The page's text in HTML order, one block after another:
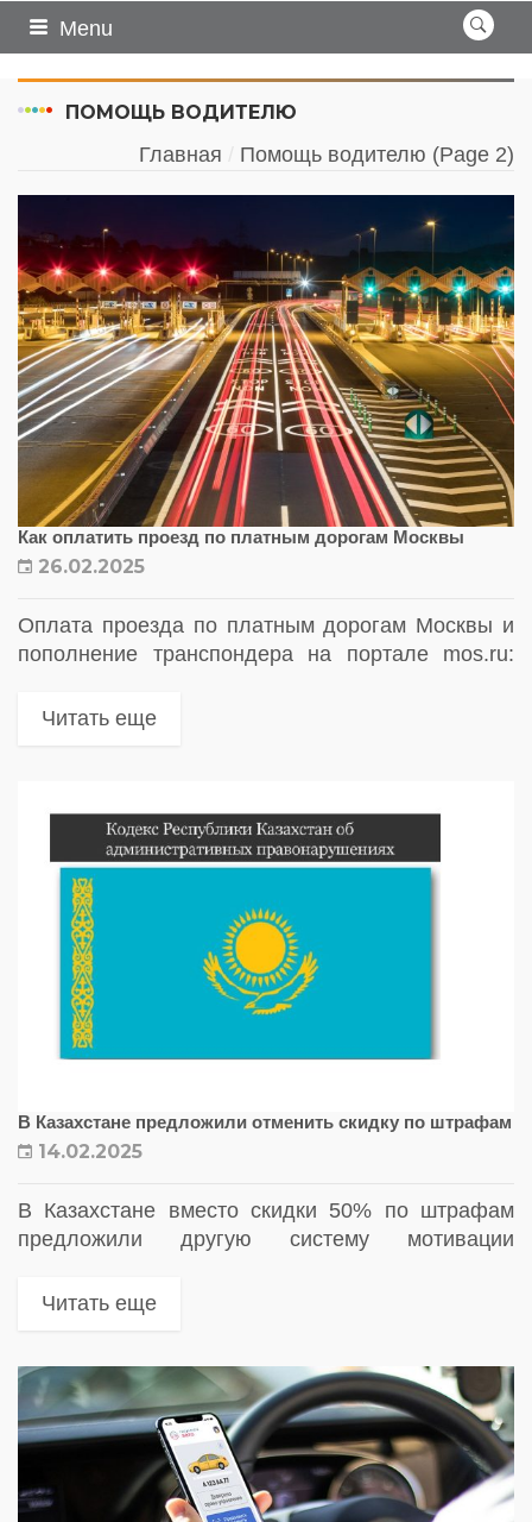
Menu
ПОМОЩЬ ВОДИТЕЛЮ
Главная Помощь водителю (Page 2)
Как оплатить проезд по платным дорогам Москвы
26.02.2025
Оплата проезда по платным дорогам Москвы и
пополнение транспондера на портале mos.ru:
Читать еще
В Казахстане предложили отменить скидку по штрафам
14.02.2025
В Казахстане вместо скидки 50% по штрафам
предложили другую систему мотивации
Кожаева, нарушителей такая система не
Читать еще